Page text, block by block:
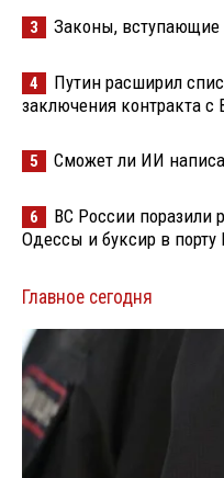
3 Законы, вступающие
4
Путин расширил
заключения контракта с
5 Сможет ли ИИ
6
ВС России поразили
Одессы и буксир в порту
Главное сегодня